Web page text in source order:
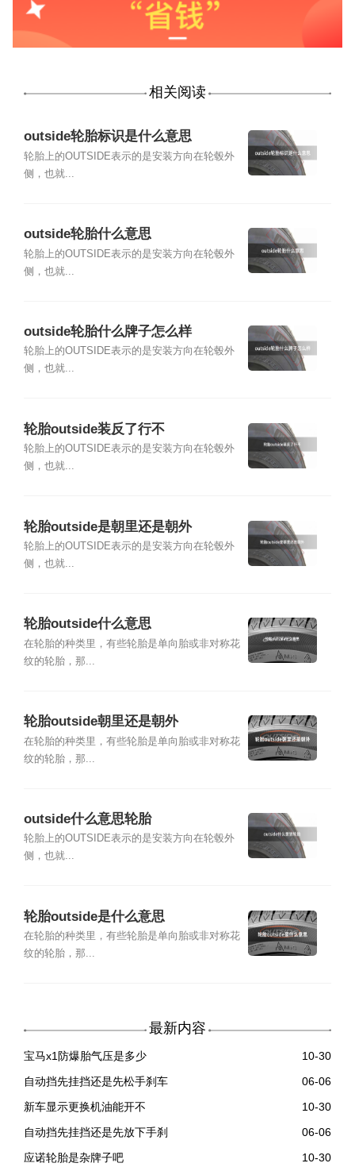
相关阅读
outside轮胎标识是什么意思
轮胎上的OUTSIDE表示的是安装方向在轮毂外
侧，也就...
outside轮胎什么意思
轮胎上的OUTSIDE表示的是安装方向在轮毂外
侧，也就...
outside轮胎什么牌子怎么样
轮胎上的OUTSIDE表示的是安装方向在轮毂外
侧，也就...
轮胎outside装反了行不
轮胎上的OUTSIDE表示的是安装方向在轮毂外
侧，也就...
轮胎outside是朝里还是朝外
轮胎上的OUTSIDE表示的是安装方向在轮毂外
侧，也就...
轮胎outside什么意思
在轮胎的种类里，有些轮胎是单向胎或非对称花
纹的轮胎，那...
轮胎outside朝里还是朝外
在轮胎的种类里，有些轮胎是单向胎或非对称花
纹的轮胎，那...
outside什么意思轮胎
轮胎上的OUTSIDE表示的是安装方向在轮毂外
侧，也就...
轮胎outside是什么意思
在轮胎的种类里，有些轮胎是单向胎或非对称花
纹的轮胎，那...
最新内容
宝马x1防爆胎气压是多少
10-30
自动挡先挂挡还是先松手刹车
06-06
新车显示更换机油能开不
10-30
自动挡先挂挡还是先放下手刹
06-06
应诺轮胎是杂牌子吧
10-30